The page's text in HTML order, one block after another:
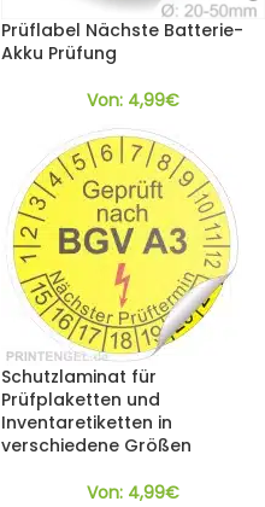
Prüflabel Nächste Batterie-
Akku Prüfung
Von: 4,99€
Schutzlaminat für
Prüfplaketten und
Inventaretiketten in
verschiedene Größen
Von: 4,99€